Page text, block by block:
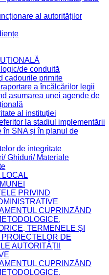
al autorităților
de conduită
cadourile primite
a încălcărilor legii
asumarea unei agende de
al instituției
la stadiul implementării
în SNA și în planul de
de integritate
Ghiduri/ Materiale
LOCAL
PRIVIND
CUPRINZÂND
TERMENELE ȘI
DE
AUTORITĂȚII
CUPRINZÂND